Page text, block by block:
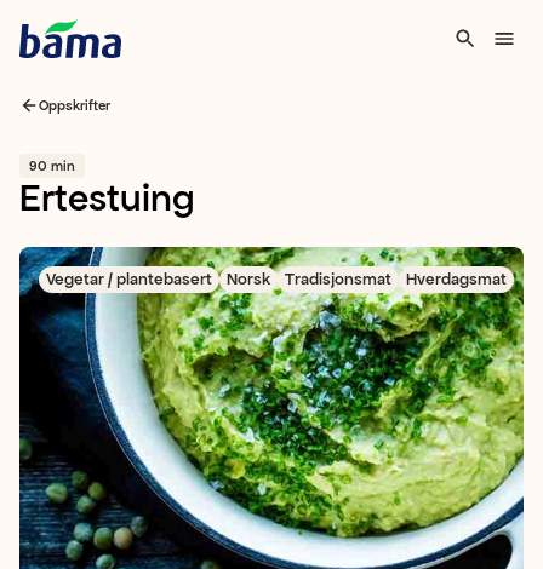
Oppskrifter
90 min
Ertestuing
Vegetar / plantebasert Norsk Tradisjonsmat Hverdagsmat